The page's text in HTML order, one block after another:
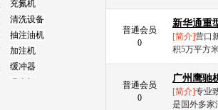
普通会员
0
新华通重
[简介]营口
积5万平方
普通会员
0
广州鹰驰
[简介]专业
是国外多